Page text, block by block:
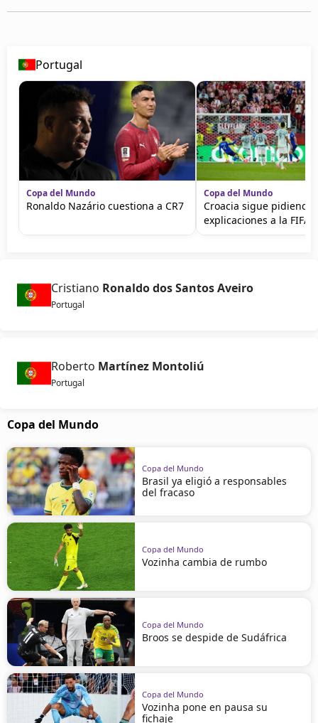
Portugal
Copa del Mundo
Ronaldo Nazário cuestiona a CR7
Copa del Mundo
Croacia sigue pidiendo
explicaciones a la FIFA
Cristiano Ronaldo dos Santos Aveiro
Portugal
Roberto Martínez Montoliú
Portugal
Copa del Mundo
Copa del Mundo
Brasil ya eligió a responsables
del fracaso
Copa del Mundo
Vozinha cambia de rumbo
Copa del Mundo
Broos se despide de Sudáfrica
Copa del Mundo
Vozinha pone en pausa su
fichaje